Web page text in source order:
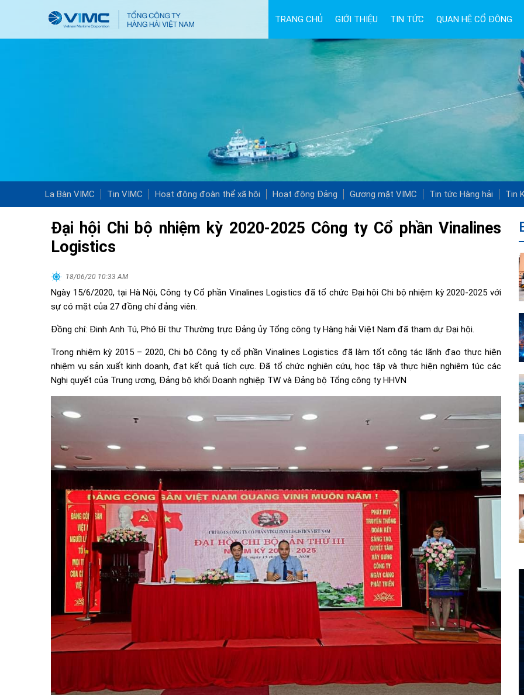
TRANG CHỦ GIỚI THIỆU TIN TỨC QUAN HỆ CỔ ĐÔNG
La Bàn VIMC Tin VIMC Hoạt động đoàn thể xã hội Hoạt động Đảng Gương mặt VIMC Tin tức Hàng hải Tin
Đại hội Chi bộ nhiệm kỳ 2020-2025 Công ty Cổ phần Vinalines
Logistics
18/06/20 10:33 AM
Ngày 15/6/2020, tại Hà Nội, Công ty Cổ phần Vinalines Logistics đã tổ chức Đại hội Chi bộ nhiệm kỳ 2020-2025 với
sự có mặt của 27 đồng chí đảng viên.
Đồng chí: Đinh Anh Tú, Phó Bí thư Thường trực Đảng ủy Tổng công ty Hàng hải Việt Nam đã tham dự Đại hội.
Trong nhiệm kỳ 2015 – 2020, Chi bộ Công ty cổ phần Vinalines Logistics đã làm tốt công tác lãnh đạo thực hiện
nhiệm vụ sản xuất kinh doanh, đạt kết quả tích cực. Đã tổ chức nghiên cứu, học tập và thực hiện nghiêm túc các
Nghị quyết của Trung ương, Đảng bộ khối Doanh nghiệp TW và Đảng bộ Tổng công ty HHVN